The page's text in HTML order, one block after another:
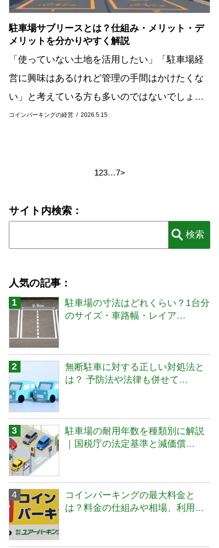
コインパーキングの経営 2026.5.15
駐車場サブリースとは？仕組み・メリット・デ
メリットを分かりやすく解説
「使っていない土地を活用したい」「駐車場経
営に興味はあるけれど管理の手間はかけたくな
い」と考えている方も多いのではないでしょう
か。 そのような土地活用方法として注目されて
123…7>
サイト内検索：
人気の記事：
駐車場の寸法はどれくらい？1台分
のサイズ・車路幅・レイア…
無断駐車に対する正しい対処法と
は？ 予防法や法律も併せて…
駐車場の耐用年数を種類別に解説
｜国税庁の法定基準と減価償…
コインパーキングの最大料金と
は？料金の仕組みや相場、利用…